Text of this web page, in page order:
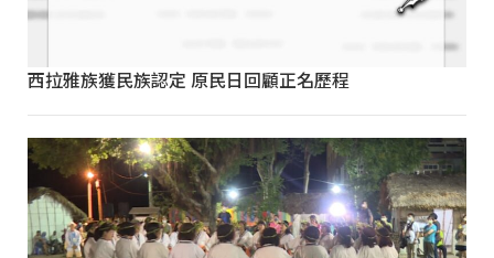
西拉雅族獲民族認定 原民日回顧正名歷程